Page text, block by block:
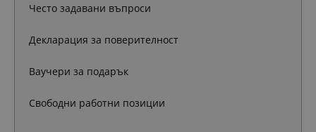
Често задавани въпроси
Декларация за поверителност
Ваучери за подарък
Свободни работни позиции